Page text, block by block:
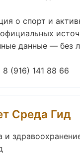
о спорт и
данные — без
8 (916) 141 88 66
Среда Гид
и